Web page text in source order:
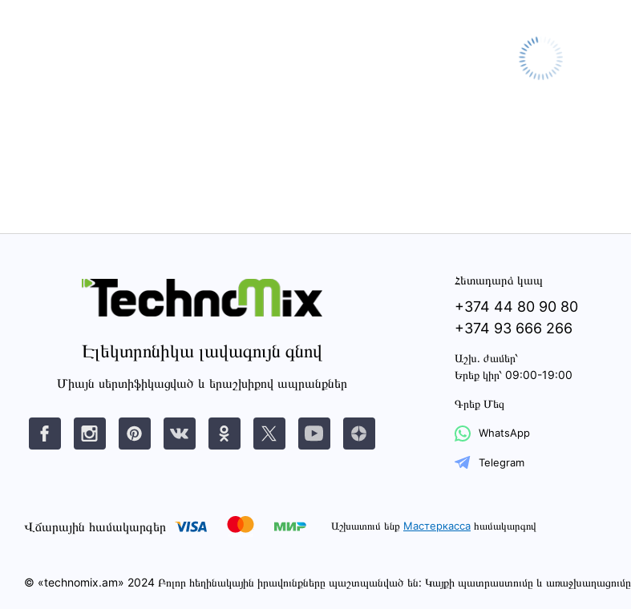
Էլեկտրոնիկա լավագույն գնով
Միայն սերտիֆիկացված և երաշխիքով ապրանքներ
Հետադարձ կապ
+374 44 80 90 80
+374 93 666 266
Աշխ․ ժամեր՝
Երեք կիր՝ 09:00-19:00
Գրեք Մեզ
WhatsApp
Telegram
Վճարային համակարգեր Աշխատում ենք Мастеркасса համակարգով
© «technomix.am» 2024 Բոլոր հեղինակային իրավունքները պաշտպանված են: Կայքի պատրաստումը և առաջխաղացումը